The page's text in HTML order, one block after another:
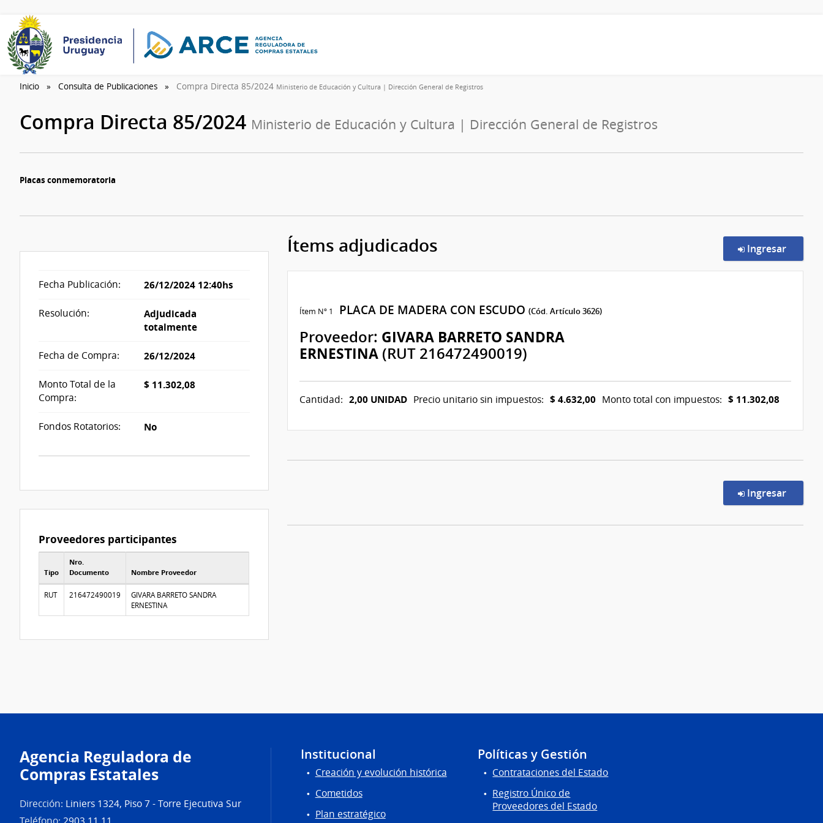
Inicio Consulta de Publicaciones Compra Directa 85/2024 Ministerio de Educación y Cultura | Dirección General de Registros
Compra Directa 85/2024 Ministerio de Educación y Cultura | Dirección General de Registros
Placas conmemoratoria
Fecha Publicación: 26/12/2024 12:40hs
Resolución:
Adjudicada
totalmente
Fecha de Compra: 26/12/2024
Monto Total de la
Compra:
$ 11.302,08
Fondos Rotatorios: No
Proveedores participantes
Proveedores participantes
Tipo
Nro.
Documento
Nombre Proveedor
RUT 216472490019
GIVARA BARRETO SANDRA
ERNESTINA
Ítems adjudicados Ingresar
Ítem Nº 1 PLACA DE MADERA CON ESCUDO (Cód. Artículo 3626)
Proveedor: GIVARA BARRETO SANDRA
ERNESTINA (RUT 216472490019)
Cantidad: 2,00 UNIDAD Precio unitario sin impuestos: $ 4.632,00 Monto total con impuestos: $ 11.302,08
Ingresar
Agencia Reguladora de
Compras Estatales
Dirección: Liniers 1324, Piso 7 - Torre Ejecutiva Sur
Institucional
Creación y evolución histórica
Cometidos
Plan estratégico
Políticas y Gestión
Contrataciones del Estado
Registro Único de
Proveedores del Estado